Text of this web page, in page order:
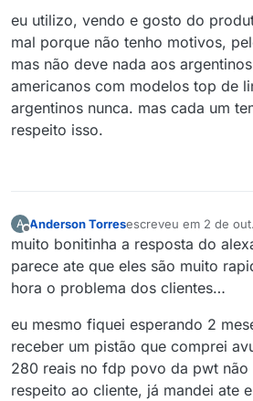
eu utilizo, vendo e gosto do
mal porque não tenho motivos,
mas não deve nada aos
americanos com modelos top de
argentinos nunca. mas cada um
respeito isso.
A
Offline
Anderson Torresescreveu em 2 de
última edição por
muito bonitinha a resposta do
parece ate que eles são muito
hora o problema dos clientes…
eu mesmo fiquei esperando 2
receber um pistão que comprei
280 reais no fdp povo da pwt não
respeito ao cliente, já mandei ate